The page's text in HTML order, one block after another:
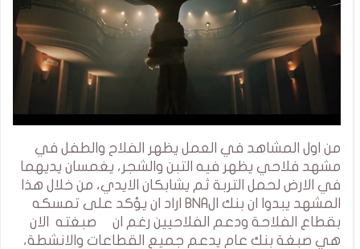
من اول المشاهد في العمل يظهر الفلاح والطفل في
مشهد فلاحي يظهر فيه التبن والشجر، يغمسان يديهما
في الارض لحمل التربة ثم يشابكان الايدي، من خلال هذا
المشهد يبدوا ان بنك الBNA اراد ان يؤكد على تمسكه
بقطاع الفلاحة ودعم الفلاحيين رغم ان صبغته الان
هي صبغة بنك عام يدعم جميع القطاعات والانشطة،